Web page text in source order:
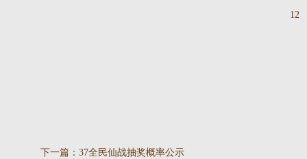
12
下一篇： 37全民仙战抽奖概率公示